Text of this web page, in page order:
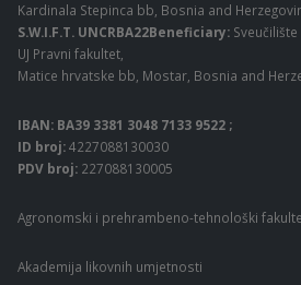
Kardinala Stepinca bb, Bosnia and
S.W.I.F.T. UNCRBA22Beneficiary:
UJ Pravni fakultet,
Matice hrvatske bb, Mostar, Bosnia and
IBAN: BA39 3381 3048 7133 9522 ;
ID broj:4227088130030
PDV broj: 227088130005
Agronomski i prehrambeno-tehnološki
Akademija likovnih umjetnosti